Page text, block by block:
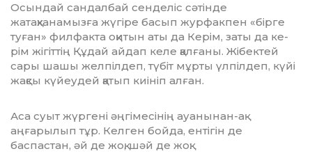
Осындай сандалбай сенделіс сәтінде
жатақханамызға жүгіре басып журфакпен «бірге
туған» филфакта оқитын аты да Керім, заты да ке­
рім жігіттің Құдай айдап келе қал­ғаны. Жібектей
сары шашы желпіл­деп, түбіт мұрты үлпілдеп, күйі
жақ­сы күйеудей қатып киініп алған.
Аса суыт жүргені әңгімесінің ауа­нынан-ақ
аңғарылып тұр. Келген бойда, ентігін де
баспастан, әй де жоқ, шәй де жоқ: